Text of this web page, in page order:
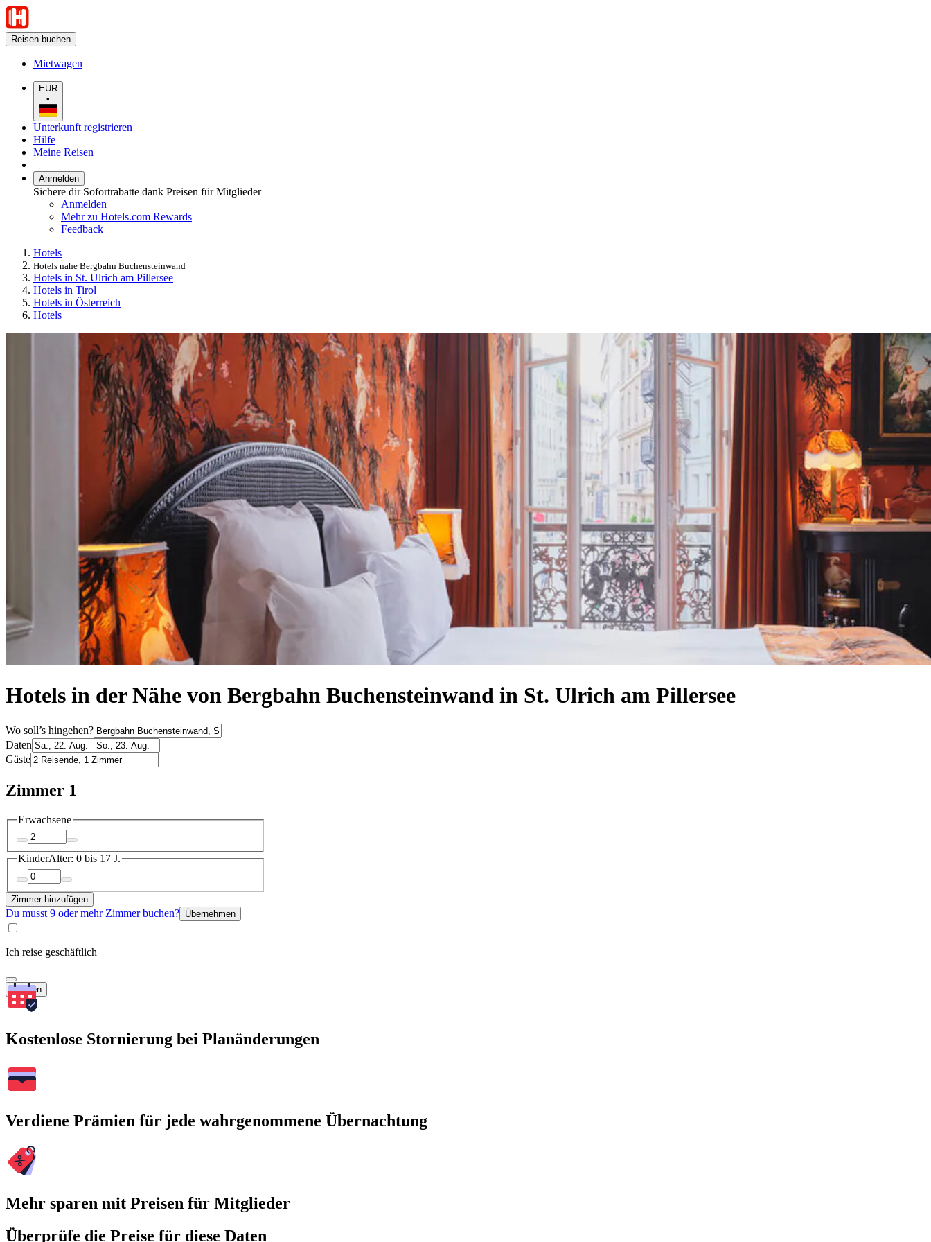
Reisen buchen
Mietwagen
EUR
•
Unterkunft registrieren
Hilfe
Meine Reisen
Anmelden
Sichere dir Sofortrabatte dank Preisen für Mitglieder
Anmelden
Mehr zu Hotels.com Rewards
Feedback
Hotels
Hotels nahe Bergbahn Buchensteinwand
Hotels in St. Ulrich am Pillersee
Hotels in Tirol
Hotels in Österreich
Hotels
Hotels in der Nähe von Bergbahn Buchensteinwand in St. Ulrich am Pillersee
Wo soll’s hingehen?
Daten
Gäste
Zimmer 1
Erwachsene
KinderAlter: 0 bis 17 J.
Zimmer hinzufügen
Du musst 9 oder mehr Zimmer buchen? Übernehmen
Ich reise geschäftlich
Suchen
Kostenlose Stornierung bei Planänderungen
Verdiene Prämien für jede wahrgenommene Übernachtung
Mehr sparen mit Preisen für Mitglieder
Überprüfe die Preise für diese Daten